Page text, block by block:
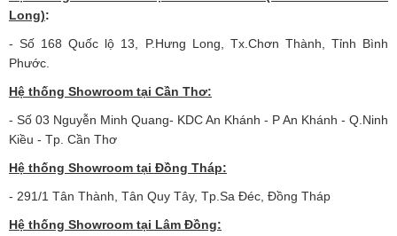
Long):
- Số 168 Quốc lộ 13, P.Hưng Long, Tx.Chơn Thành, Tỉnh Bình
Phước.
Hệ thống Showroom tại Cần Thơ:
- Số 03 Nguyễn Minh Quang- KDC An Khánh - P An Khánh - Q.Ninh
Kiều - Tp. Cần Thơ
Hệ thống Showroom tại Đồng Tháp:
- 291/1 Tân Thành, Tân Quy Tây, Tp.Sa Đéc, Đồng Tháp
Hệ thống Showroom tại Lâm Đồng: